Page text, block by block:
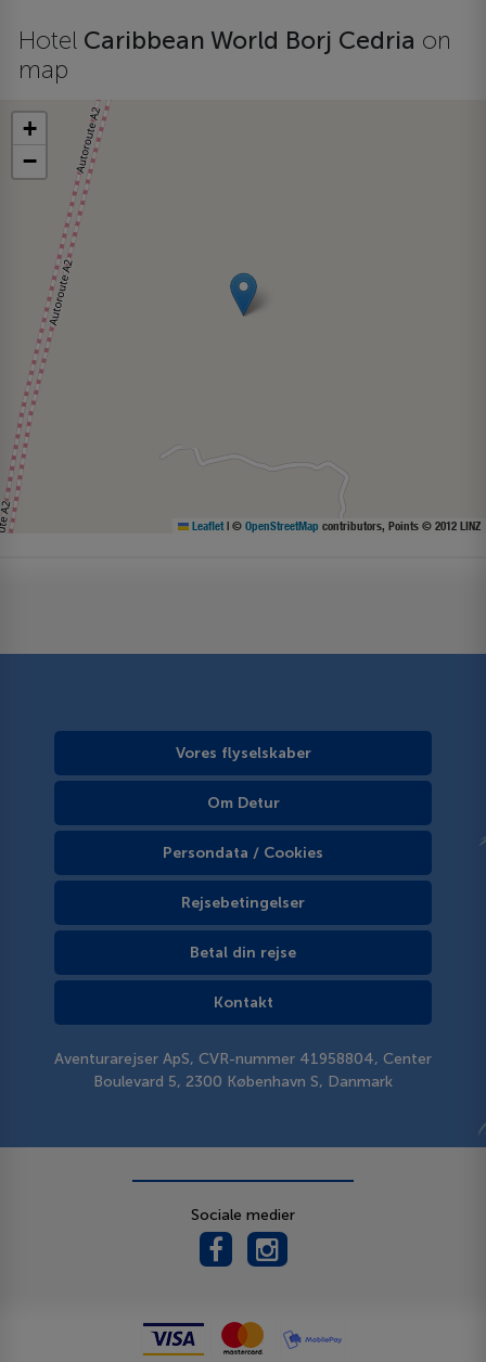
Hotel Caribbean World Borj Cedria on
map
+
−
Leaflet | © OpenStreetMap contributors, Points © 2012 LINZ
Vores flyselskaber
Om Detur
Persondata / Cookies
Rejsebetingelser
Betal din rejse
Kontakt
Aventurarejser ApS, CVR-nummer 41958804, Center
Boulevard 5, 2300 København S, Danmark
Sociale medier